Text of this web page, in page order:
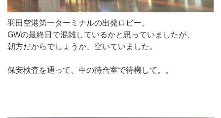
羽田空港第一ターミナルの出発ロビー。
GWの最終日で混雑しているかと思っていましたが、
朝方だからでしょうか、空いていました。
保安検査を通って、中の待合室で待機して。。